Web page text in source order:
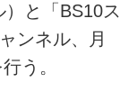
）と「BS10ス
ンネル、月
う。